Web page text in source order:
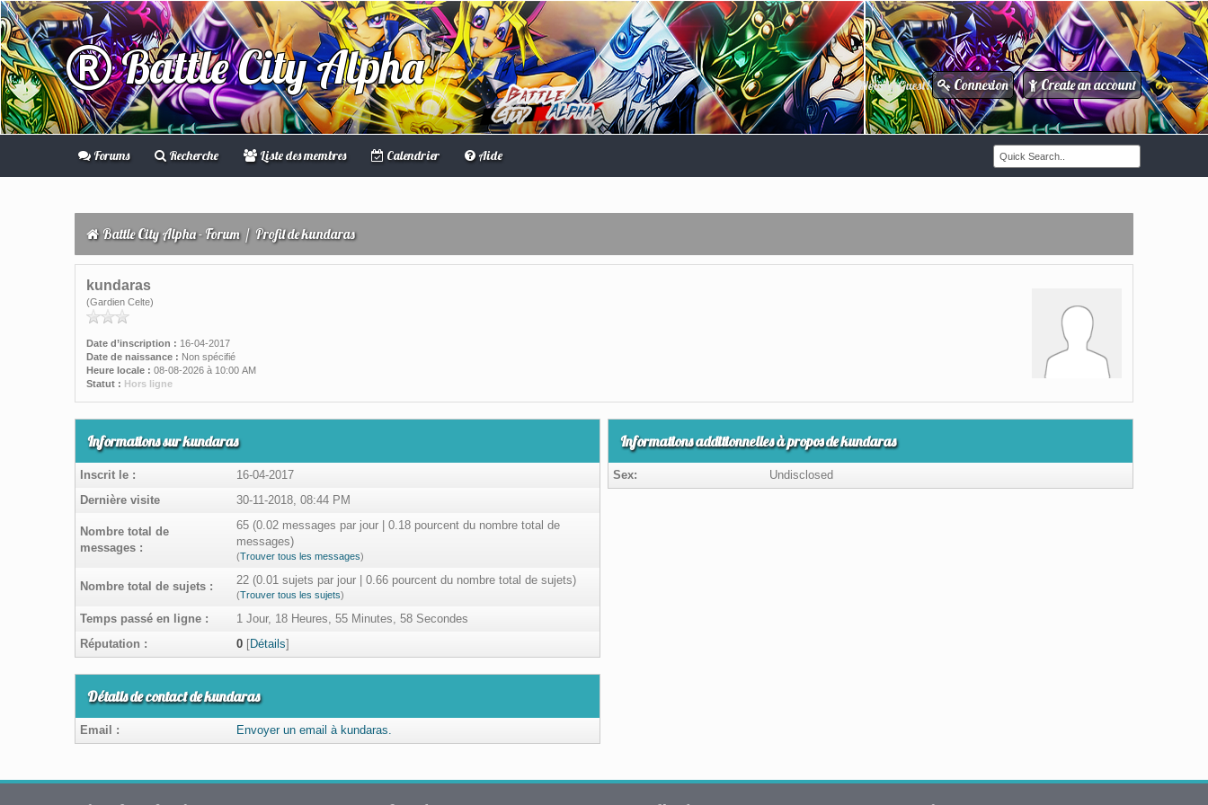
Battle City Alpha Howdy Guest! Connexion / Create an account
Forums Recherche Liste des membres Calendrier Aide
Battle City Alpha - Forum / Profil de kundaras
kundaras
(Gardien Celte)
Date d’inscription : 16-04-2017
Date de naissance : Non spécifié
Heure locale : 08-08-2026 à 10:00 AM
Statut : Hors ligne
Informations sur kundaras
Inscrit le :
16-04-2017
Dernière visite
30-11-2018, 08:44 PM
Nombre total de
messages :
65 (0.02 messages par jour | 0.18 pourcent du nombre total de
messages)
(Trouver tous les messages)
Nombre total de sujets : 22 (0.01 sujets par jour | 0.66 pourcent du nombre total de sujets)
(Trouver tous les sujets)
Temps passé en ligne :
1 Jour, 18 Heures, 55 Minutes, 58 Secondes
Réputation :
0 [Détails]
Détails de contact de kundaras
Email : Envoyer un email à kundaras.
Informations additionnelles à propos de kundaras
Sex: Undisclosed